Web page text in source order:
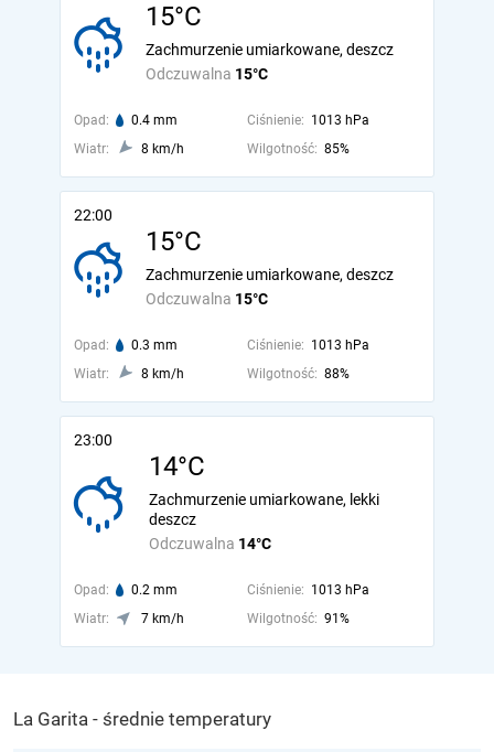
15°C
Odczuwalna 15°C
Zachmurzenie umiarkowane, deszcz
Opad: 0.4 mm Ciśnienie: 1013 hPa
Wiatr:
8 km/h Wilgotność: 85%
22:00
15°C
Odczuwalna 15°C
Zachmurzenie umiarkowane, deszcz
Opad: 0.3 mm Ciśnienie: 1013 hPa
Wiatr:
8 km/h Wilgotność: 88%
23:00
14°C
Odczuwalna 14°C
Zachmurzenie umiarkowane, lekki
deszcz
Opad: 0.2 mm Ciśnienie: 1013 hPa
Wiatr:
7 km/h Wilgotność: 91%
La Garita - średnie temperatury